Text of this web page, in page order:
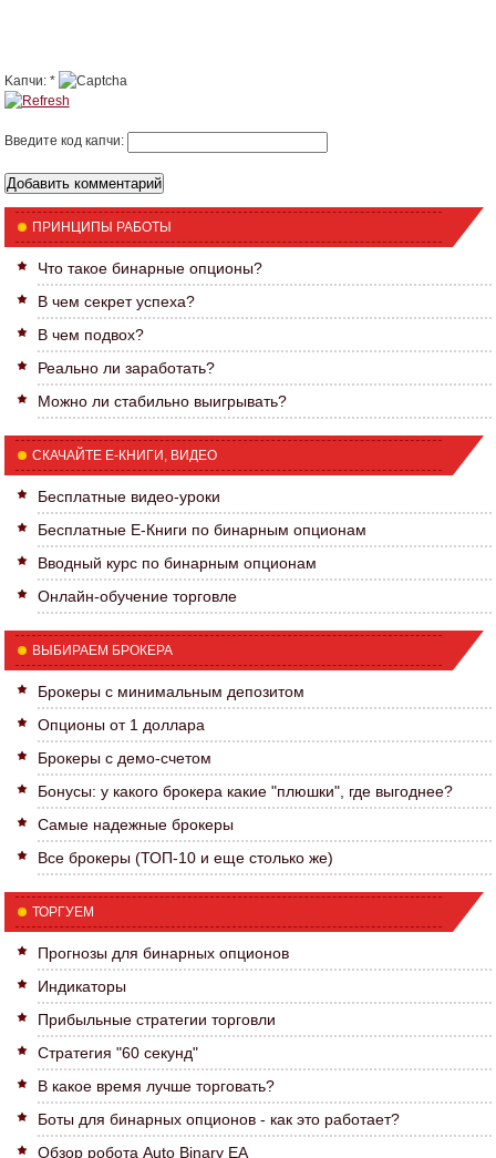
Kапчи:*
Введите код капчи:
ПРИНЦИПЫ РАБОТЫ
Что такое бинарные опционы?
В чем секрет успеха?
В чем подвох?
Реально ли заработать?
Можно ли стабильно выигрывать?
СКАЧАЙТЕ Е-КНИГИ, ВИДЕО
Бесплатные видео-уроки
Бесплатные Е-Книги по бинарным опционам
Вводный курс по бинарным опционам
Онлайн-обучение торговле
ВЫБИРАЕМ БРОКЕРА
Брокеры с минимальным депозитом
Опционы от 1 доллара
Брокеры с демо-счетом
Бонусы: у какого брокера какие "плюшки", где выгоднее?
Самые надежные брокеры
Все брокеры (ТОП-10 и еще столько же)
ТОРГУЕМ
Прогнозы для бинарных опционов
Индикаторы
Прибыльные стратегии торговли
Стратегия "60 секунд"
В какое время лучше торговать?
Боты для бинарных опционов - как это работает?
Обзор робота Auto Binary EA